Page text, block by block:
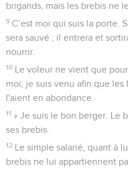
brigands, mais les brebis ne
9 C’est moi qui suis la porte.
sera sauvé ; il entrera et
nourrir.
10 Le voleur ne vient que
moi, je suis venu afin que
l'aient en abondance.
11 » Je suis le bon berger. Le
ses brebis.
12 Le simple salarié, quant à
brebis ne lui appartiennent